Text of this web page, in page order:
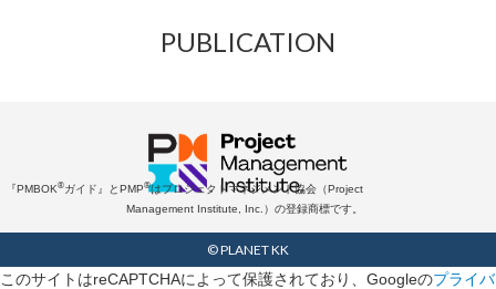
PUBLICATION
『PMBOK®ガイド』とPMP®はプロジェクトマネジメント協会（Project
Management Institute, Inc.）の登録商標です。
© PLANET KK
このサイトはreCAPTCHAによって保護されており、Googleのプライバ